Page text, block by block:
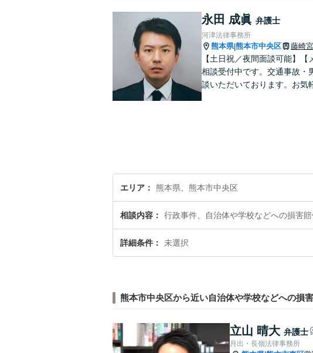
永田 成眞 弁護士
河津法律事務所
熊本県|熊本市中央区 藤崎
【土日祝／夜間面談可能】
相談受付中です。交通事故・
談いただいております。お気
エリア 熊本県、熊本市中央区
相談内容 行政事件、自治体や学校などへの損害
詳細条件 未選択
熊本市中央区から近い自治体や学校などへの損
立山 晴大 弁護士
月出・長嶺法律事務所